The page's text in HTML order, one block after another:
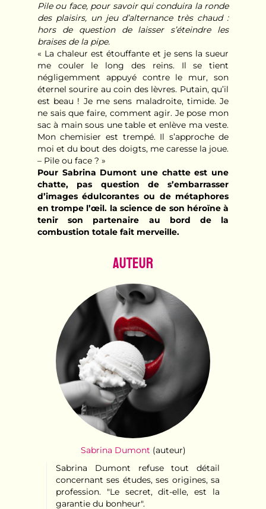
Pile ou face, pour savoir qui conduira la ronde
des plaisirs, un jeu d’alternance très chaud :
hors de question de laisser s’éteindre les
braises de la pipe.
« La chaleur est étouffante et je sens la sueur
me couler le long des reins. Il se tient
négligemment appuyé contre le mur, son
éternel sourire au coin des lèvres. Putain, qu’il
est beau ! Je me sens maladroite, timide. Je
ne sais que faire, comment agir. Je pose mon
sac à main sous une table et enlève ma veste.
Mon chemisier est trempé. Il s’approche de
moi et du bout des doigts, me caresse la joue.
– Pile ou face ? »
Pour Sabrina Dumont une chatte est une
chatte, pas question de s’embarrasser
d’images édulcorantes ou de métaphores
en trompe l’œil. la science de son héroïne à
tenir son partenaire au bord de la
combustion totale fait merveille.
Auteur
Sabrina Dumont (auteur)
Sabrina Dumont refuse tout détail
concernant ses études, ses origines, sa
profession. "Le secret, dit-elle, est la
garantie du bonheur".